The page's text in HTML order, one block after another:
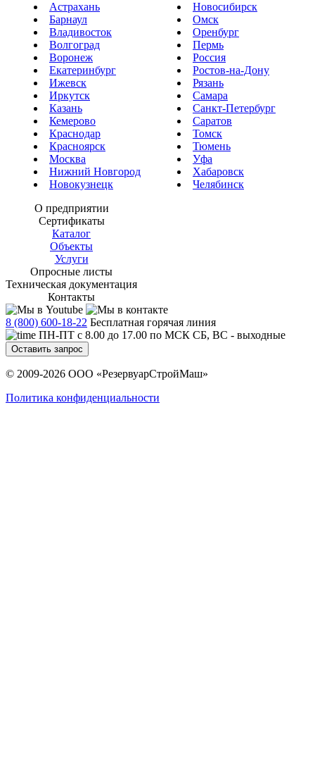
Астрахань
Барнаул
Владивосток
Волгоград
Воронеж
Екатеринбург
Ижевск
Иркутск
Казань
Кемерово
Краснодар
Красноярск
Москва
Нижний Новгород
Новокузнецк
Новосибирск
Омск
Оренбург
Пермь
Россия
Ростов-на-Дону
Рязань
Самара
Санкт-Петербург
Саратов
Томск
Тюмень
Уфа
Хабаровск
Челябинск
О предприятии
Сертификаты
Каталог
Объекты
Услуги
Опросные листы
Техническая документация
Контакты
8 (800) 600-18-22 Бесплатная горячая линия
ПН-ПТ с 8.00 до 17.00 по МСК СБ, ВС - выходные
Оставить запрос
© 2009-2026 ООО «РезервуарСтройМаш»
Политика конфиденциальности